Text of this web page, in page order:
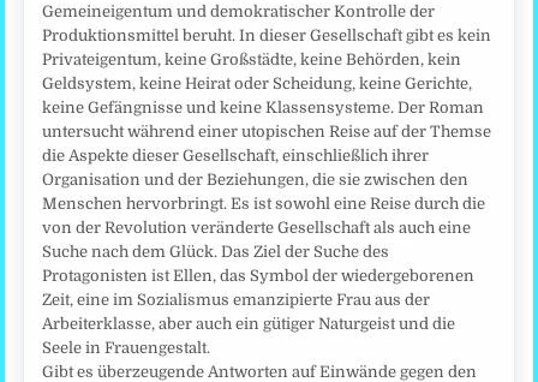
Gemeineigentum und demokratischer Kontrolle der
Produktionsmittel beruht. In dieser Gesellschaft gibt es kein
Privateigentum, keine Großstädte, keine Behörden, kein
Geldsystem, keine Heirat oder Scheidung, keine Gerichte,
keine Gefängnisse und keine Klassensysteme. Der Roman
untersucht während einer utopischen Reise auf der Themse
die Aspekte dieser Gesellschaft, einschließlich ihrer
Organisation und der Beziehungen, die sie zwischen den
Menschen hervorbringt. Es ist sowohl eine Reise durch die
von der Revolution veränderte Gesellschaft als auch eine
Suche nach dem Glück. Das Ziel der Suche des
Protagonisten ist Ellen, das Symbol der wiedergeborenen
Zeit, eine im Sozialismus emanzipierte Frau aus der
Arbeiterklasse, aber auch ein gütiger Naturgeist und die
Seele in Frauengestalt.
Gibt es überzeugende Antworten auf Einwände gegen den